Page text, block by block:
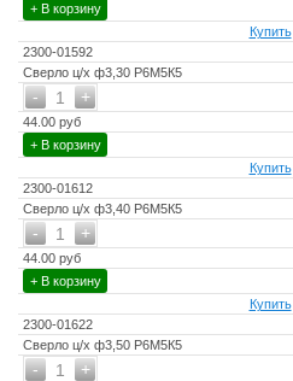
+ В корзину
Купить
2300-01592
Сверло ц/х ф3,30 Р6М5К5
+
- 1
44.00 руб
+ В корзину
Купить
2300-01612
Сверло ц/х ф3,40 Р6М5К5
+
- 1
44.00 руб
+ В корзину
Купить
2300-01622
Сверло ц/х ф3,50 Р6М5К5
+
- 1